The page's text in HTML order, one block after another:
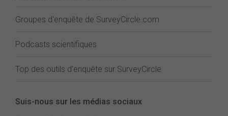
Groupes d'enquête de SurveyCircle.com
Podcasts scientifiques
Top des outils d'enquête sur SurveyCircle
Suis-nous sur les médias sociaux